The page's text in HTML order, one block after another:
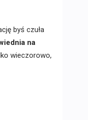
byś czuła
na
wieczorowo,